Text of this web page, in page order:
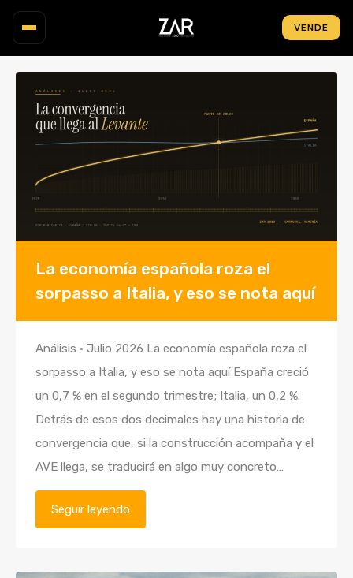
VENDE
INMUEBLES
MAPA
ZONAS
OBRA NUEVA
BLOG
VENDE TU CASA
La economía española roza el
sorpasso a Italia, y eso se nota aquí
Análisis · Julio 2026 La economía española roza el
sorpasso a Italia, y eso se nota aquí España creció
un 0,7 % en el segundo trimestre; Italia, un 0,2 %.
Detrás de esos dos decimales hay una historia de
convergencia que, si la construcción acompaña y el
AVE llega, se traducirá en algo muy concreto…
Seguir leyendo